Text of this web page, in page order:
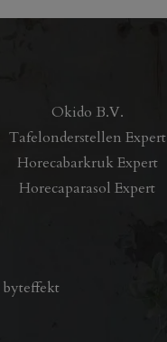
Okido B.V.
Tafelonderstellen Expert
Horecabarkruk Expert
Horecaparasol Expert
byteffekt